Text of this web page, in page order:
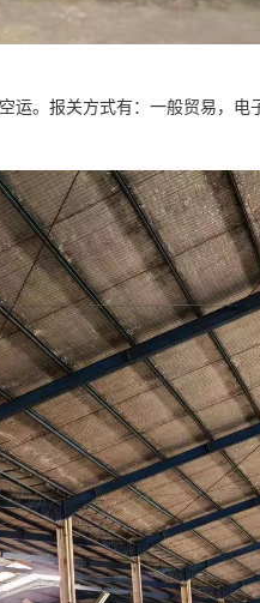
运。报关方式有：一般贸易，